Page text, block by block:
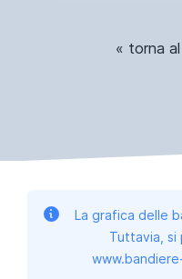
« torna
La grafica delle
Tuttavia, si